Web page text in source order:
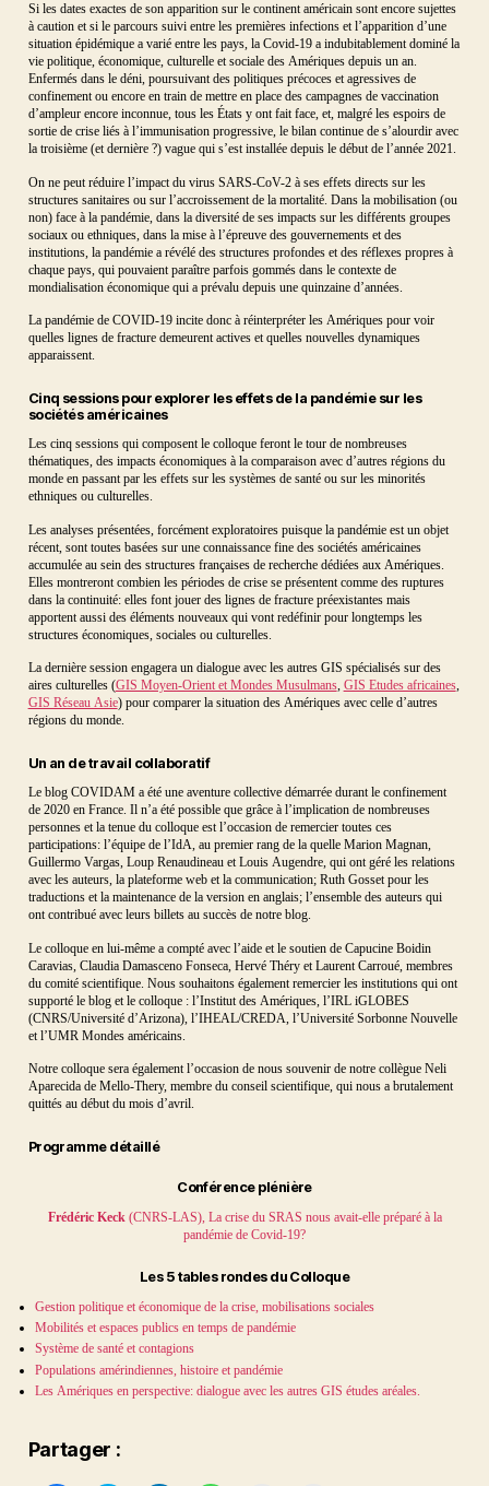
Si les dates exactes de son apparition sur le continent américain sont encore sujettes
à caution et si le parcours suivi entre les premières infections et l’apparition d’une
situation épidémique a varié entre les pays, la Covid-19 a indubitablement dominé la
vie politique, économique, culturelle et sociale des Amériques depuis un an.
Enfermés dans le déni, poursuivant des politiques précoces et agressives de
confinement ou encore en train de mettre en place des campagnes de vaccination
d’ampleur encore inconnue, tous les États y ont fait face, et, malgré les espoirs de
sortie de crise liés à l’immunisation progressive, le bilan continue de s’alourdir avec
la troisième (et dernière ?) vague qui s’est installée depuis le début de l’année 2021.
On ne peut réduire l’impact du virus SARS-CoV-2 à ses effets directs sur les
structures sanitaires ou sur l’accroissement de la mortalité. Dans la mobilisation (ou
non) face à la pandémie, dans la diversité de ses impacts sur les différents groupes
sociaux ou ethniques, dans la mise à l’épreuve des gouvernements et des
institutions, la pandémie a révélé des structures profondes et des réflexes propres à
chaque pays, qui pouvaient paraître parfois gommés dans le contexte de
mondialisation économique qui a prévalu depuis une quinzaine d’années.
La pandémie de COVID-19 incite donc à réinterpréter les Amériques pour voir
quelles lignes de fracture demeurent actives et quelles nouvelles dynamiques
apparaissent.
Cinq sessions pour explorer les effets de la pandémie sur les
sociétés américaines
Les cinq sessions qui composent le colloque feront le tour de nombreuses
thématiques, des impacts économiques à la comparaison avec d’autres régions du
monde en passant par les effets sur les systèmes de santé ou sur les minorités
ethniques ou culturelles.
Les analyses présentées, forcément exploratoires puisque la pandémie est un objet
récent, sont toutes basées sur une connaissance fine des sociétés américaines
accumulée au sein des structures françaises de recherche dédiées aux Amériques.
Elles montreront combien les périodes de crise se présentent comme des ruptures
dans la continuité: elles font jouer des lignes de fracture préexistantes mais
apportent aussi des éléments nouveaux qui vont redéfinir pour longtemps les
structures économiques, sociales ou culturelles.
La dernière session engagera un dialogue avec les autres GIS spécialisés sur des
aires culturelles (GIS Moyen-Orient et Mondes Musulmans, GIS Etudes africaines,
GIS Réseau Asie) pour comparer la situation des Amériques avec celle d’autres
régions du monde.
Un an de travail collaboratif
Le blog COVIDAM a été une aventure collective démarrée durant le confinement
de 2020 en France. Il n’a été possible que grâce à l’implication de nombreuses
personnes et la tenue du colloque est l’occasion de remercier toutes ces
participations: l’équipe de l’IdA, au premier rang de la quelle Marion Magnan,
Guillermo Vargas, Loup Renaudineau et Louis Augendre, qui ont géré les relations
avec les auteurs, la plateforme web et la communication; Ruth Gosset pour les
traductions et la maintenance de la version en anglais; l’ensemble des auteurs qui
ont contribué avec leurs billets au succès de notre blog.
Le colloque en lui-même a compté avec l’aide et le soutien de Capucine Boidin
Caravias, Claudia Damasceno Fonseca, Hervé Théry et Laurent Carroué, membres
du comité scientifique. Nous souhaitons également remercier les institutions qui ont
supporté le blog et le colloque : l’Institut des Amériques, l’IRL iGLOBES
(CNRS/Université d’Arizona), l’IHEAL/CREDA, l’Université Sorbonne Nouvelle
et l’UMR Mondes américains.
Notre colloque sera également l’occasion de nous souvenir de notre collègue Neli
Aparecida de Mello-Thery, membre du conseil scientifique, qui nous a brutalement
quittés au début du mois d’avril.
Programme détaillé
Conférence plénière
Frédéric Keck(CNRS-LAS), La crise du SRAS nous avait-elle préparé à la
pandémie de Covid-19?
Les 5 tables rondes du Colloque
Gestion politique et économique de la crise, mobilisations sociales
Mobilités et espaces publics en temps de pandémie
Système de santé et contagions
Populations amérindiennes, histoire et pandémie
Les Amériques en perspective: dialogue avec les autres GIS études aréales.
Partager :